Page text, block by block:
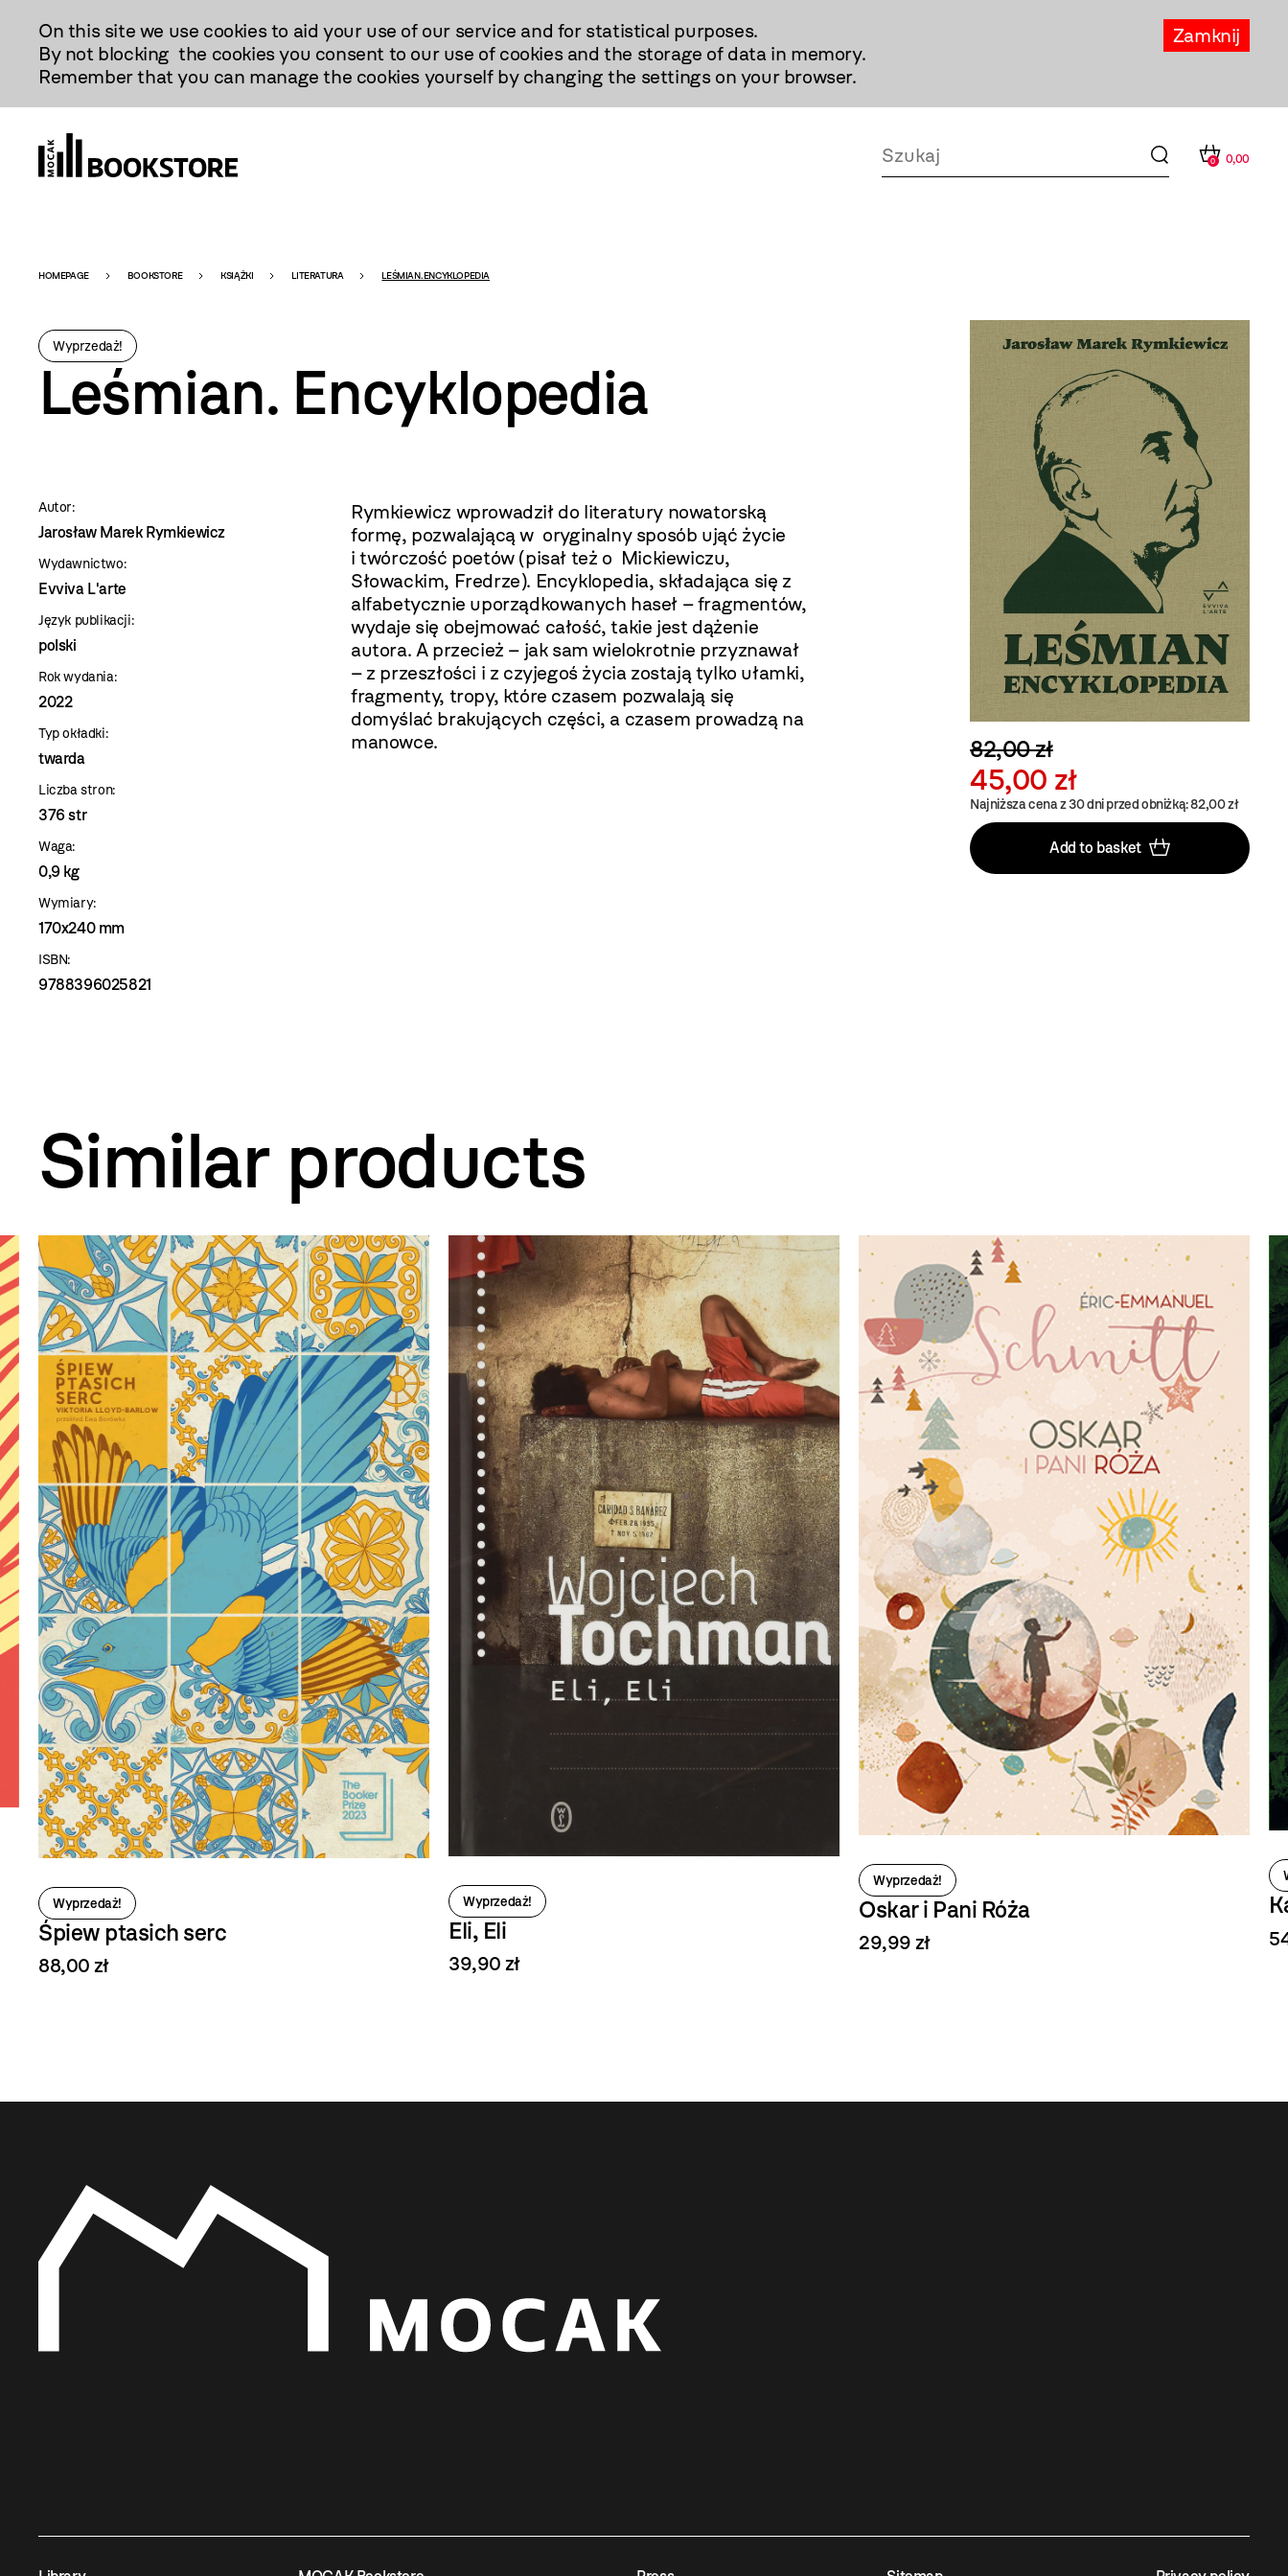
Treści
Zamknij
On this site we use cookies to aid your use of our service and for statistical purposes.
By not blocking the cookies you consent to our use of cookies and the storage of data in memory.
Remember that you can manage the cookies yourself by changing the settings on your browser.
0 0,00
Bookstore
-
szablon
szczegóły
HOMEPAGE BOOKSTORE KSIĄŻKI LITERATURA LEŚMIAN. ENCYKLOPEDIA
Wyprzedaż!
Leśmian. Encyklopedia
Autor:
Jarosław Marek Rymkiewicz
Wydawnictwo:
Evviva L'arte
Język publikacji:
polski
Rok wydania:
2022
Typ okładki:
twarda
Liczba stron:
376 str
Waga:
0,9 kg
Wymiary:
170x240 mm
ISBN:
9788396025821
Rymkiewicz wprowadził do literatury nowatorską
formę, pozwalającą w oryginalny sposób ująć życie
i twórczość poetów (pisał też o Mickiewiczu,
Słowackim, Fredrze). Encyklopedia, składająca się z
alfabetycznie uporządkowanych haseł – fragmentów,
wydaje się obejmować całość, takie jest dążenie
autora. A przecież – jak sam wielokrotnie przyznawał
– z przeszłości i z czyjegoś życia zostają tylko ułamki,
fragmenty, tropy, które czasem pozwalają się
domyślać brakujących części, a czasem prowadzą na
manowce.
82,00 zł
45,00 zł
Najniższa cena z 30 dni przed obniżką: 82,00 zł
Add to basket
Similar products
Wyprzedaż!
Śpiew ptasich serc
88,00 zł
Wyprzedaż!
Eli, Eli
39,90 zł
Wyprzedaż!
Oskar i Pani Róża
29,99 zł